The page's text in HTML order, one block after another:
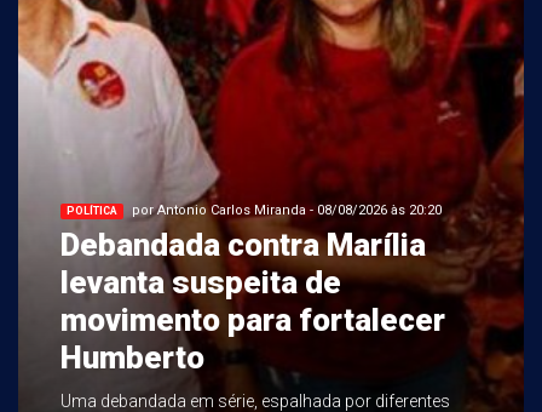
POLÍTICA por Antonio Carlos Miranda - 08/08/2026 às 20:20
Debandada contra Marília
levanta suspeita de
movimento para fortalecer
Humberto
Uma debandada em série, espalhada por diferentes